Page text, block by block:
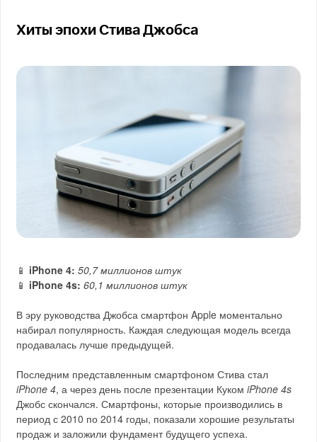
Хиты эпохи Стива Джобса
📱 iPhone 4: 50,7 миллионов штук
📱 iPhone 4s: 60,1 миллионов штук
В эру руководства Джобса смартфон Apple моментально
набирал популярность. Каждая следующая модель всегда
продавалась лучше предыдущей.
Последним представленным смартфоном Стива стал
iPhone 4, а через день после презентации КукомiPhone 4s
Джобс скончался. Смартфоны, которые производились в
период с 2010 по 2014 годы, показали хорошие результаты
продаж и заложили фундамент будущего успеха.